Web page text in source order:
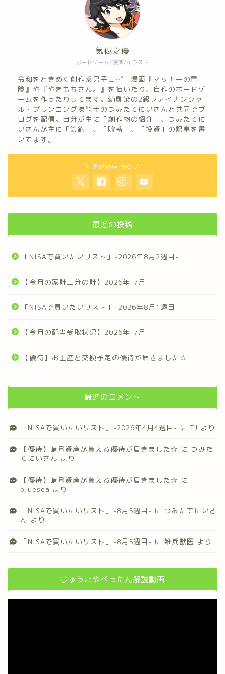
ボードゲーム/漫画/イラスト
気侭之優
令和をときめく創作系男子□~゜ 漫画『マッキーの冒
険』や『やきもちさん。』を描いたり、自作のボードゲ
ームを作ったりしてます。幼馴染の2級ファイナンシャ
ル・プランニング技能士のつみたてにいさんと共同でブ
ログを配信。自分が主に「創作物の紹介」、つみたてに
いさんが主に「節約」、「貯蓄」、「投資」の記事を書
いてます。
＼ Follow me ／
最近の投稿
「NISAで買いたいリスト」-2026年8月2週目-
【今月の家計三分の計】2026年-7月-
「NISAで買いたいリスト」-2026年8月1週目-
【今月の配当受取状況】2026年-7月-
【優待】お土産と交換予定の優待が届きました☆
最近のコメント
「NISAで買いたいリスト」-2026年4月4週目- に TJ より
【優待】暗号資産が貰える優待が届きました☆ に つみた
てにいさん より
【優待】暗号資産が貰える優待が届きました☆ に
bluesea より
「NISAで買いたいリスト」-8月5週目- に つみたてにいさ
ん より
「NISAで買いたいリスト」-8月5週目- に 雑兵獣医 より
じゅうごやぺったん解説動画